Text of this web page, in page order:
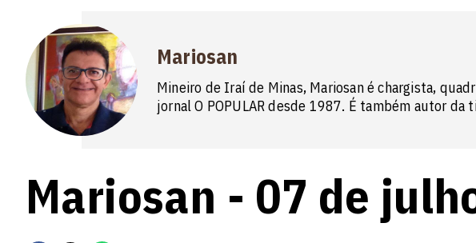
Mariosan
Mineiro de Iraí de Minas, Mariosan é chargista,
jornal O POPULAR desde 1987. É também autor da
Mariosan - 07 de